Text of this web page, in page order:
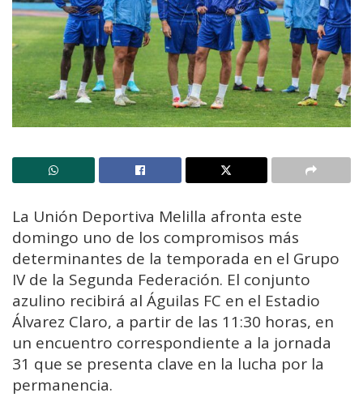
La Unión Deportiva Melilla afronta este
domingo uno de los compromisos más
determinantes de la temporada en el Grupo
IV de la Segunda Federación. El conjunto
azulino recibirá al Águilas FC en el Estadio
Álvarez Claro, a partir de las 11:30 horas, en
un encuentro correspondiente a la jornada
31 que se presenta clave en la lucha por la
permanencia.